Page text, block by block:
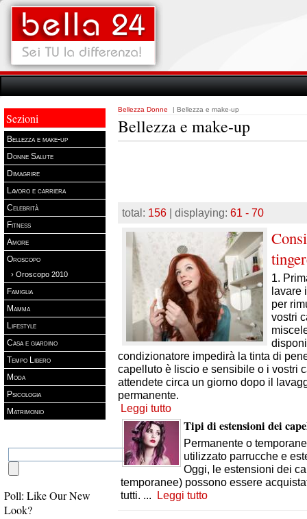
Sezioni
Bellezza e make-up
Donne Salute
Dimagrire
Lavoro e carriera
Celebrità
Fitness
Amore
Oroscopo
› Oroscopo 2010
Famiglia
Mamma
Lifestyle
Casa e giardino
Tempo Libero
Moda
Psicologia
Matrimonio
Poll: Like Our New
Look?
Bellezza Donne | Bellezza e make-up
Bellezza e make-up
total: 156 | displaying: 61 - 70
1.
lavare
per
vostri
condizionatore impedirà la tinta di
capelluto è liscio e sensibile o i vostri
attendete circa un giorno dopo il
permanente.
Leggi tutto
Tipi di estensioni dei
Permanente o
utilizzato parrucche e
Oggi, le estensioni dei
temporanee) possono essere
tutti. ... Leggi tutto